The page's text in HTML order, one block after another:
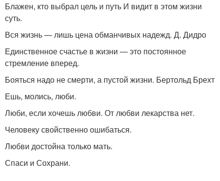
Блажен, кто выбрал цель и путь И видит в этом жизни
суть.
Вся жизнь — лишь цена обманчивых надежд. Д. Дидро
Единственное счастье в жизни — это постоянное
стремление вперед.
Бояться надо не смерти, а пустой жизни. Бертольд Брехт
Ешь, молись, люби.
Люби, если хочешь любви. От любви лекарства нет.
Человеку свойственно ошибаться.
Любви достойна только мать.
Спаси и Сохрани.